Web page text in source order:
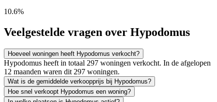
10.6%
Veelgestelde vragen over Hypodomus
Hoeveel woningen heeft Hypodomus verkocht?
Hypodomus heeft in totaal 297 woningen verkocht. In de afgelopen
12 maanden waren dit 297 woningen.
Wat is de gemiddelde verkoopprijs bij Hypodomus?
Hoe snel verkoopt Hypodomus een woning?